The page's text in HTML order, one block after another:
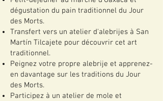
dégustation du pain traditionnel du Jour
des Morts.
Transfert vers un atelier d'alebrijes à San
Martín Tilcajete pour découvrir cet art
traditionnel.
Peignez votre propre alebrije et apprenez-
en davantage sur les traditions du Jour
des Morts.
Participez à un atelier de mole et